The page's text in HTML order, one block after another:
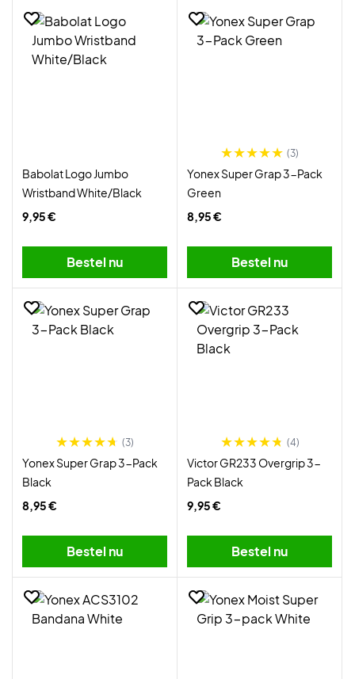
Babolat Logo Jumbo
Wristband White/Black
9,95 €
Bestel nu
(3)
Yonex Super Grap 3-Pack
Green
8,95 €
Bestel nu
(3)
Yonex Super Grap 3-Pack
Black
8,95 €
Bestel nu
(4)
Victor GR233 Overgrip 3-
Pack Black
9,95 €
Bestel nu